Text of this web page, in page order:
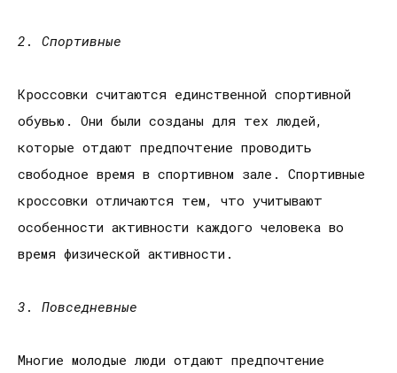
2. Спортивные
Кроссовки считаются единственной спортивной
обувью. Они были созданы для тех людей,
которые отдают предпочтение проводить
свободное время в спортивном зале. Спортивные
кроссовки отличаются тем, что учитывают
особенности активности каждого человека во
время физической активности.
3. Повседневные
Многие молодые люди отдают предпочтение